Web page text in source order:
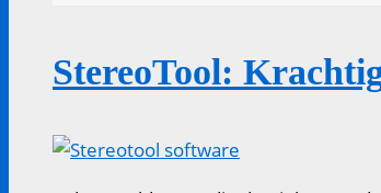
StereoTool: